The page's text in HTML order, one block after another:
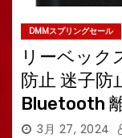
DMMスプリングセール
リーベック
防止 迷子
Bluetooth
3月 27, 2024